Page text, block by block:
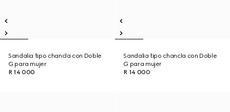
Sandalia tipo chancla con Doble
G para mujer
R 14 000
Sandalia tipo chancla con Doble
G para mujer
R 14 000